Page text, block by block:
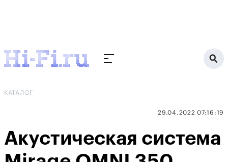
КАТАЛОГ
29.04.2022 07:16:19
Акустическая система